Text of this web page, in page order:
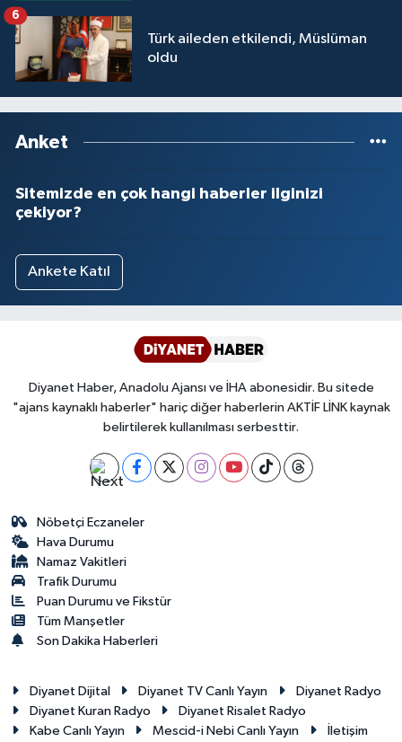
Türk aileden etkilendi, Müslüman
oldu
6
Anket
Sitemizde en çok hangi haberler ilginizi
çekiyor?
Ankete Katıl
Diyanet Haber, Anadolu Ajansı ve İHA abonesidir. Bu sitede
"ajans kaynaklı haberler" hariç diğer haberlerin AKTİF LİNK kaynak
belirtilerek kullanılması serbesttir.
Nöbetçi Eczaneler
Hava Durumu
Namaz Vakitleri
Trafik Durumu
Puan Durumu ve Fikstür
Tüm Manşetler
Son Dakika Haberleri
Diyanet Dijital Diyanet TV Canlı Yayın
Diyanet Radyo
Diyanet Kuran Radyo
Diyanet Risalet Radyo
Kabe Canlı Yayın
Mescid-i Nebi Canlı Yayın İletişim